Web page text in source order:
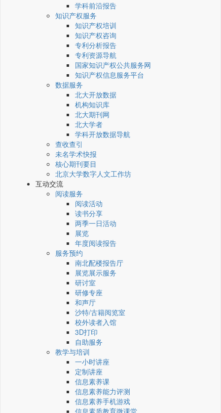
学科前沿报告
知识产权服务
知识产权培训
知识产权咨询
专利分析报告
专利资源导航
国家知识产权公共服务网
知识产权信息服务平台
数据服务
北大开放数据
机构知识库
北大期刊网
北大学者
学科开放数据导航
查收查引
未名学术快报
核心期刊要目
北京大学数字人文工作坊
互动交流
阅读服务
阅读活动
读书分享
两季一日活动
展览
年度阅读报告
服务预约
南北配楼报告厅
展览展示服务
研讨室
研修专座
和声厅
沙特/古籍阅览室
校外读者入馆
3D打印
自助服务
教学与培训
一小时讲座
定制讲座
信息素养课
信息素养能力评测
信息素养手机游戏